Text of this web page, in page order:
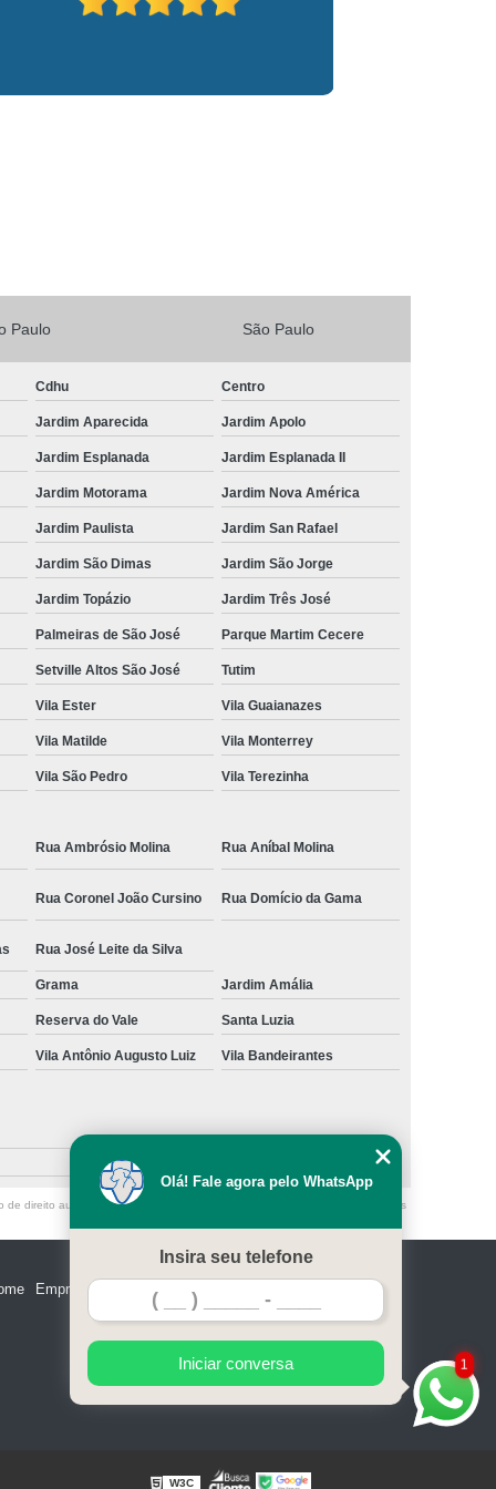
Perto de Mim Veterinário Preço Popular
Paulo São Paulo
Cdhu Centro
Jardim Aparecida Jardim Apolo
Jardim Esplanada Jardim Esplanada II
Jardim Motorama Jardim Nova América
Jardim Paulista Jardim San Rafael
Jardim São Dimas Jardim São Jorge
Jardim Topázio Jardim Três José
Palmeiras de São José Parque Martim Cecere
Setville Altos São José Tutim
Vila Ester Vila Guaianazes
Vila Matilde Vila Monterrey
Vila São Pedro Vila Terezinha
Rua Ambrósio Molina Rua Aníbal Molina
Rua Coronel João Cursino Rua Domício da Gama
Rua José Leite da Silva
Grama Jardim Amália
Reserva do Vale Santa Luzia
Vila Antônio Augusto Luiz Vila Bandeirantes
direito autoral – artigo 184 do Código Penal –
Lei 9610/98 - Lei de direitos
Empresa Serviços
1
Olá! Fale agora pelo WhatsApp
Insira seu telefone
Iniciar conversa
W3C